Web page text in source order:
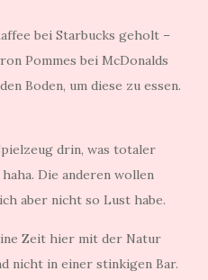
bei Starbucks geholt –
Pommes bei McDonalds
Boden, um diese zu essen.
drin, was totaler
Die anderen wollen
aber nicht so Lust habe.
Zeit hier mit der Natur
nicht in einer stinkigen Bar.